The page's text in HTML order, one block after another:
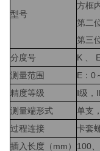
型号
方框
第二
第三
分度号
K 、
测量范围
E：0
精度等级
Ⅰ级，
测量端形式
单支
过程连接
卡套
插入长度（mm）
100